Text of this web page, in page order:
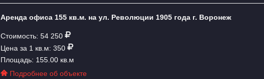
Аренда офиса 155 кв.м. на ул. Революции 1905 года г. Воронеж
Стоимость: 54 250
Цена за 1 кв.м: 350
Площадь: 155.00 кв.м
Подробнее об объекте